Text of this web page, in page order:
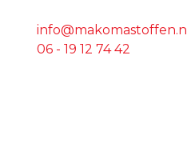
info@makomastoffen.nl
06 - 19 12 74 42